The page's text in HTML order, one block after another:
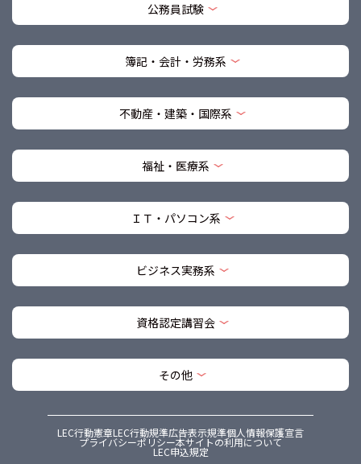
公務員試験
簿記・会計・労務系
不動産・建築・国際系
福祉・医療系
ＩＴ・パソコン系
ビジネス実務系
資格認定講習会
その他
LEC行動憲章LEC行動規準広告表示規準個人情報保護宣言
プライバシーポリシー本サイトの利用について
LEC申込規定